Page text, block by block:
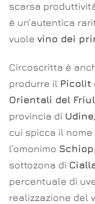
scarsa
è un’autentica
vuole vino dei
Circoscritta è
produrre il Picolìt
Orientali del
provincia di Udine
cui spicca il
l’omonimo
sottozona di
percentuale di
realizzazione del